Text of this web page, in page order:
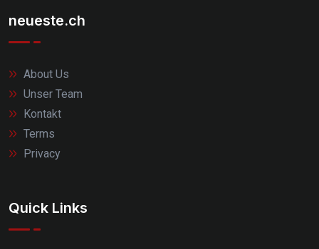
neueste.ch
About Us
Unser Team
Kontakt
Terms
Privacy
Quick Links